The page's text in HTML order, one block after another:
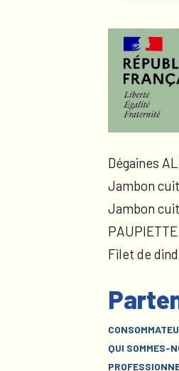
Dégaines
Jambon
Jambon
PAUPIETTE
Filet de
QUI SOMMES-